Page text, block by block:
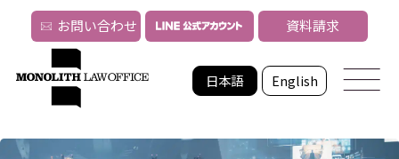
日本語 English
お問い合わせ 資料請求